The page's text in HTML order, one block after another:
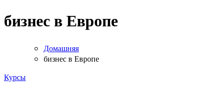
бизнес в Европе
Домашняя
бизнес в Европе
Курсы